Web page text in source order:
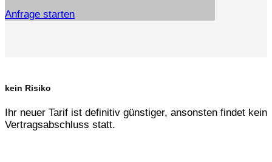
Anfrage starten
kein Risiko
Ihr neuer Tarif ist definitiv günstiger, ansonsten findet kein
Vertragsabschluss statt.